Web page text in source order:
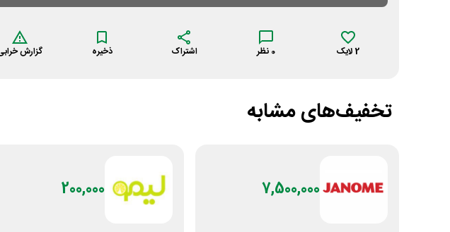
2 لایک 0 نظر اشتراک ذخیره گزارش
تخفیف‌های مشابه
7,500,000
200,000